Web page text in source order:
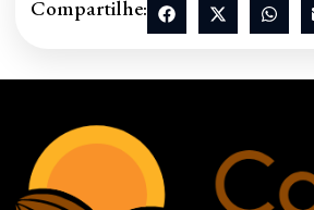
Compartilhe: